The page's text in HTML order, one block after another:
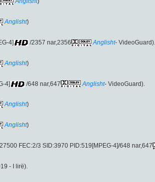
Anglisht)
4] /2357 nar,2356 Anglisht- VideoGuard).
Anglisht)
4] /648 nar,647 Anglisht- VideoGuard).
Anglisht)
Anglisht)
FEC:2/3 SID:3970 PID:519[MPEG-4]/648 nar,647
- I lirë).